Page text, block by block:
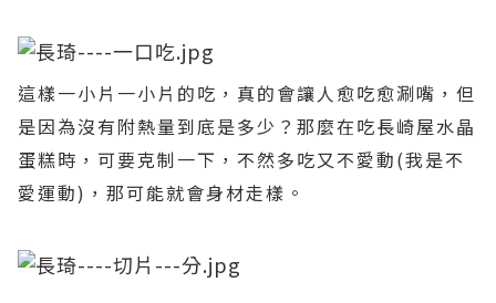
這樣一小片一小片的吃，真的會讓人愈吃愈涮嘴，但
是因為沒有附熱量到底是多少？那麼在吃長崎屋水晶
蛋糕時，可要克制一下，不然多吃又不愛動(我是不
愛運動)，那可能就會身材走樣。